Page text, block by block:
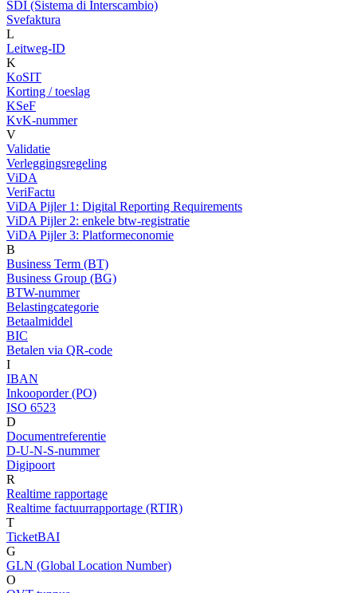
SDI (Sistema di Interscambio)
Svefaktura
L
Leitweg-ID
K
KoSIT
Korting / toeslag
KSeF
KvK-nummer
V
Validatie
Verleggingsregeling
ViDA
VeriFactu
ViDA Pijler 1: Digital Reporting Requirements
ViDA Pijler 2: enkele btw-registratie
ViDA Pijler 3: Platformeconomie
B
Business Term (BT)
Business Group (BG)
BTW-nummer
Belastingcategorie
Betaalmiddel
BIC
Betalen via QR-code
I
IBAN
Inkooporder (PO)
ISO 6523
D
Documentreferentie
D-U-N-S-nummer
Digipoort
R
Realtime rapportage
Realtime factuurrapportage (RTIR)
T
TicketBAI
G
GLN (Global Location Number)
O